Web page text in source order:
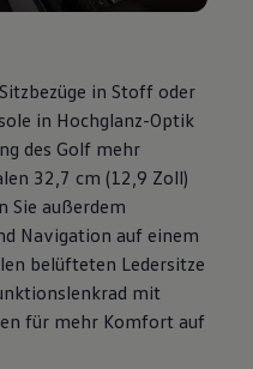
in Stoff oder
in Hochglanz-Optik
des Golf mehr
32,7 cm (12,9 Zoll)
Sie außerdem
Navigation auf einem
belüfteten Ledersitze
mit
für mehr Komfort auf